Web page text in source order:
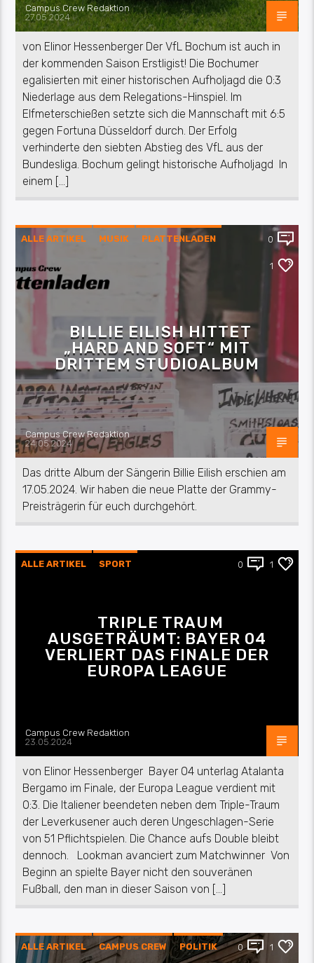
Campus Crew Redaktion
27.05.2024
von Elinor Hessenberger Der VfL Bochum ist auch in
der kommenden Saison Erstligist! Die Bochumer
egalisierten mit einer historischen Aufholjagd die 0:3
Niederlage aus dem Relegations-Hinspiel. Im
Elfmeterschießen setzte sich die Mannschaft mit 6:5
gegen Fortuna Düsseldorf durch. Der Erfolg
verhinderte den siebten Abstieg des VfL aus der
Bundesliga. Bochum gelingt historische Aufholjagd In
einem […]
ALLE ARTIKEL MUSIK PLATTENLADEN
REZENSION
0
1
BILLIE EILISH HITTET
„HARD AND SOFT“ MIT
DRITTEM STUDIOALBUM
Campus Crew Redaktion
24.05.2024
Das dritte Album der Sängerin Billie Eilish erschien am
17.05.2024. Wir haben die neue Platte der Grammy-
Preisträgerin für euch durchgehört.
ALLE ARTIKEL SPORT 0 1
TRIPLE TRAUM
AUSGETRÄUMT: BAYER 04
VERLIERT DAS FINALE DER
EUROPA LEAGUE
Campus Crew Redaktion
23.05.2024
von Elinor Hessenberger Bayer 04 unterlag Atalanta
Bergamo im Finale, der Europa League verdient mit
0:3. Die Italiener beendeten neben dem Triple-Traum
der Leverkusener auch deren Ungeschlagen-Serie
von 51 Pflichtspielen. Die Chance aufs Double bleibt
dennoch. Lookman avanciert zum Matchwinner Von
Beginn an spielte Bayer nicht den souveränen
Fußball, den man in dieser Saison von […]
ALLE ARTIKEL CAMPUS CREW POLITIK 0 1